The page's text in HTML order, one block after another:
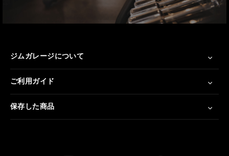
ジムガレージについて
ご利用ガイド
保存した商品